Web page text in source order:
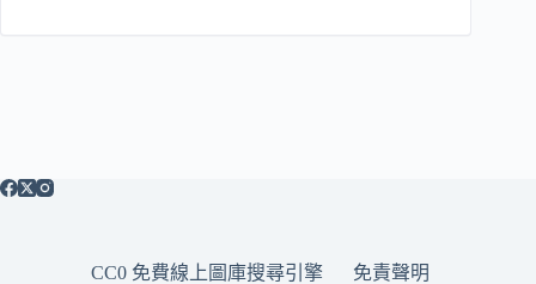
CC0 免費線上圖庫搜尋引擎
免責聲明